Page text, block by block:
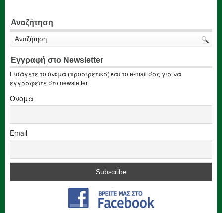
Αναζήτηση
Εγγραφή στο Newsletter
Εισάγετε το όνομα (προαιρετικά) και το e-mail σας για να
εγγραφείτε στο newsletter.
Όνομα
Email